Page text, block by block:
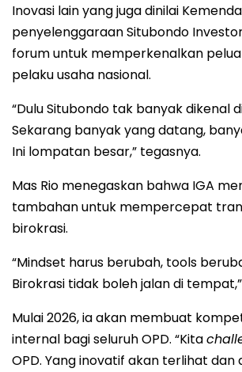
Inovasi lain yang juga dinilai
penyelenggaraan Situbondo
forum untuk memperkenalkan
pelaku usaha nasional.
“Dulu Situbondo tak banyak dikenal
Sekarang banyak yang datang,
Ini lompatan besar,” tegasnya.
Mas Rio menegaskan bahwa IGA
tambahan untuk mempercepat
birokrasi.
“Mindset harus berubah, tools
Birokrasi tidak boleh jalan di
Mulai 2026, ia akan membuat
internal bagi seluruh OPD. “Kita
OPD. Yang inovatif akan terlihat dan